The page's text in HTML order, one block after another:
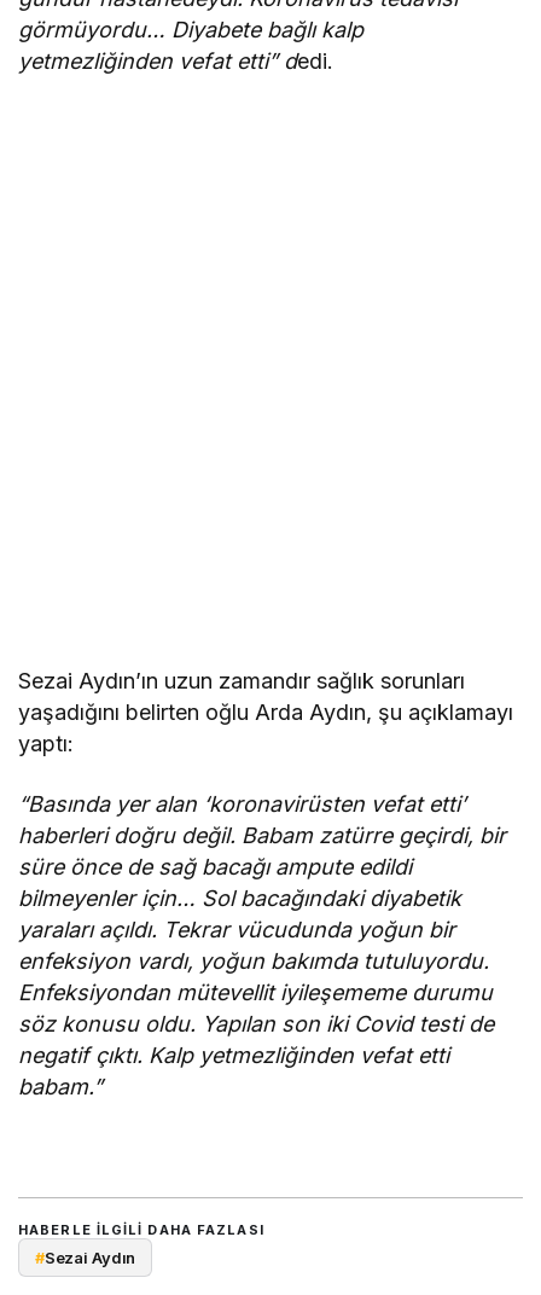
görmüyordu… Diyabete bağlı kalp
yetmezliğinden vefat etti” dedi.
Sezai Aydın’ın uzun zamandır sağlık sorunları
yaşadığını belirten oğlu Arda Aydın, şu açıklamayı
yaptı:
“Basında yer alan ‘koronavirüsten vefat etti’
haberleri doğru değil. Babam zatürre geçirdi, bir
süre önce de sağ bacağı ampute edildi
bilmeyenler için… Sol bacağındaki diyabetik
yaraları açıldı. Tekrar vücudunda yoğun bir
enfeksiyon vardı, yoğun bakımda tutuluyordu.
Enfeksiyondan mütevellit iyileşememe durumu
söz konusu oldu. Yapılan son iki Covid testi de
negatif çıktı. Kalp yetmezliğinden vefat etti
babam.”
HABERLE ILGILI DAHA FAZLASI
#Sezai Aydın